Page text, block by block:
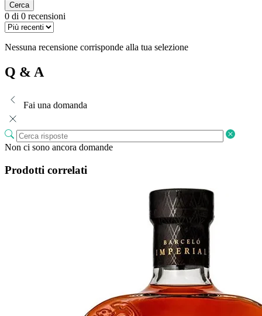
Cerca
0 di 0 recensioni
Nessuna recensione corrisponde alla tua selezione
Q & A
Fai una domanda
Non ci sono ancora domande
Prodotti correlati